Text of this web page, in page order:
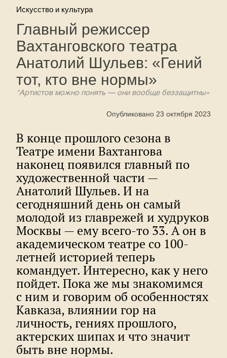
Искусство и культура
Главный режиссер
Вахтанговского театра
Анатолий Шульев: «Гений
тот, кто вне нормы»
"Артистов можно понять — они вообще беззащитны»
Опубликовано 23 октября 2023
В конце прошлого сезона в
Театре имени Вахтангова
наконец появился главный по
художественной части —
Анатолий Шульев. И на
сегодняшний день он самый
молодой из главрежей и худруков
Москвы — ему всего-то 33. А он в
академическом театре со 100-
летней историей теперь
командует. Интересно, как у него
пойдет. Пока же мы знакомимся
с ним и говорим об особенностях
Кавказа, влиянии гор на
личность, гениях прошлого,
актерских шипах и что значит
быть вне нормы.